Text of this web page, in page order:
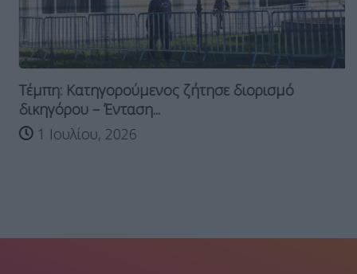
Τέμπη: Κατηγορούμενος ζήτησε διορισμό
δικηγόρου – Ένταση...
1 Ιουλίου, 2026